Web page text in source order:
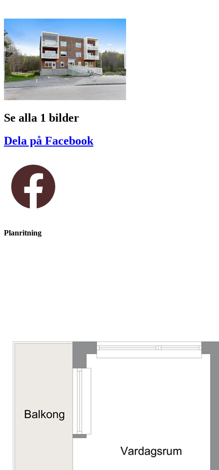
Se alla 1 bilder
Dela på Facebook
Planritning